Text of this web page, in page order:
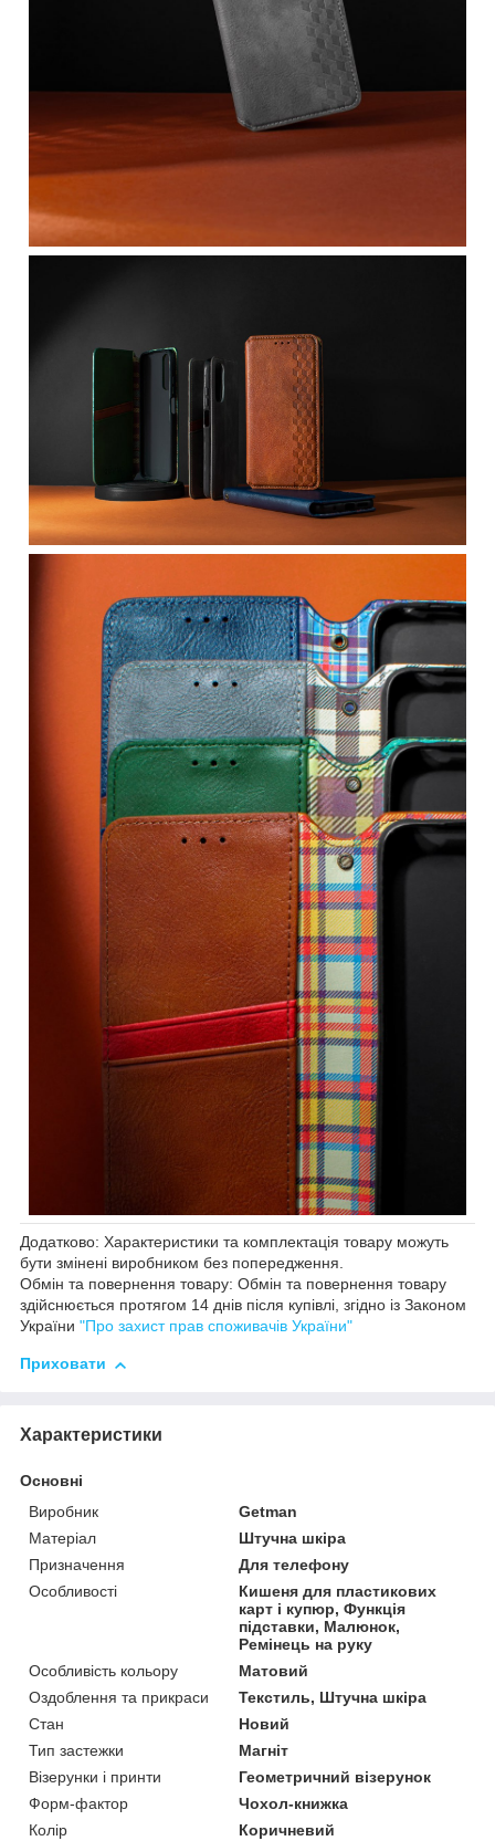
Додатково: Характеристики та комплектація товару можуть
бути змінені виробником без попередження.
Обмін та повернення товару: Обмін та повернення товару
здійснюється протягом 14 днів після купівлі, згідно із Законом
України "Про захист прав споживачів України"
Приховати
Характеристики
Основні
Виробник
Getman
Матеріал
Штучна шкіра
Призначення
Для телефону
Особливості
Кишеня для пластикових
карт і купюр, Функція
підставки, Малюнок,
Ремінець на руку
Особливість кольору
Матовий
Оздоблення та прикраси
Текстиль, Штучна шкіра
Стан
Новий
Тип застежки
Магніт
Візерунки і принти
Геометричний візерунок
Форм-фактор
Чохол-книжка
Колір
Коричневий